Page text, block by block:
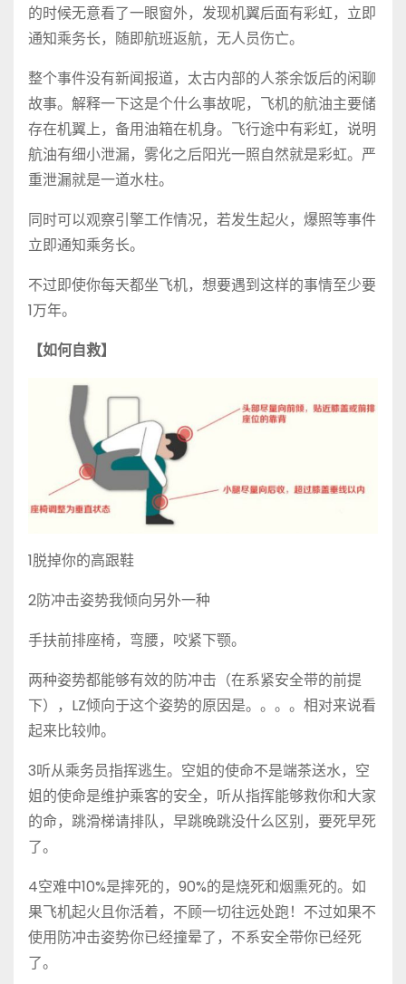
的时候无意看了一眼窗外，发现机翼后面有彩虹，立即
通知乘务长，随即航班返航，无人员伤亡。
整个事件没有新闻报道，太古内部的人茶余饭后的闲聊
故事。解释一下这是个什么事故呢，飞机的航油主要储
存在机翼上，备用油箱在机身。飞行途中有彩虹，说明
航油有细小泄漏，雾化之后阳光一照自然就是彩虹。严
重泄漏就是一道水柱。
同时可以观察引擎工作情况，若发生起火，爆照等事件
立即通知乘务长。
不过即使你每天都坐飞机，想要遇到这样的事情至少要
1万年。
【如何自救】
1脱掉你的高跟鞋
2防冲击姿势我倾向另外一种
手扶前排座椅，弯腰，咬紧下颚。
两种姿势都能够有效的防冲击（在系紧安全带的前提
下），LZ倾向于这个姿势的原因是。。。。相对来说看
起来比较帅。
3听从乘务员指挥逃生。空姐的使命不是端茶送水，空
姐的使命是维护乘客的安全，听从指挥能够救你和大家
的命，跳滑梯请排队，早跳晚跳没什么区别，要死早死
了。
4空难中10%是摔死的，90%的是烧死和烟熏死的。如
果飞机起火且你活着，不顾一切往远处跑！不过如果不
使用防冲击姿势你已经撞晕了，不系安全带你已经死
了。